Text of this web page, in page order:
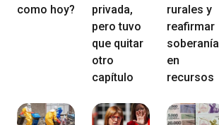
como hoy?
privada,
pero tuvo
que quitar
otro
capítulo
rurales y
reafirmar
soberanía
en
recursos